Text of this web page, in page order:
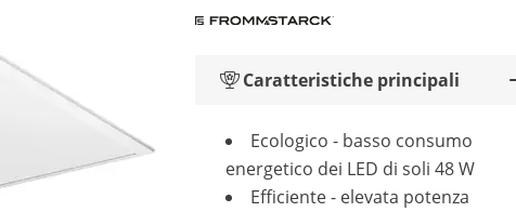
Caratteristiche principali
Ecologico - basso consumo
energetico dei LED di soli 48 W
Efficiente - elevata potenza